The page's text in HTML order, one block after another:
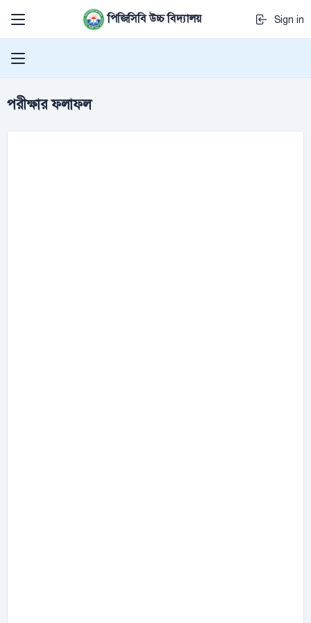
পিজিসিবি উচ্চ বিদ্যালয় Sign in
পরীক্ষার ফলাফল